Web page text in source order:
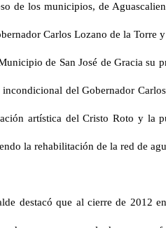
de los municipios, de
Carlos Lozano de la Torre
de San José de Gracia su
incondicional del Gobernador
artística del Cristo Roto y la
la rehabilitación de la red de
destacó que al cierre de 2012